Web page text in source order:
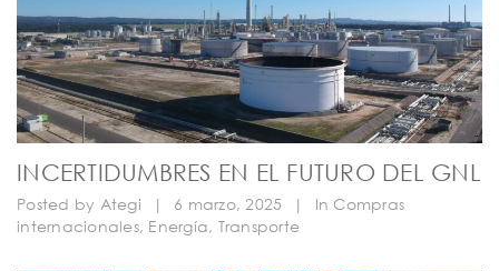
INCERTIDUMBRES EN EL FUTURO DEL GNL
Posted by Ategi | 6 marzo, 2025 | In Compras
internacionales, Energía, Transporte